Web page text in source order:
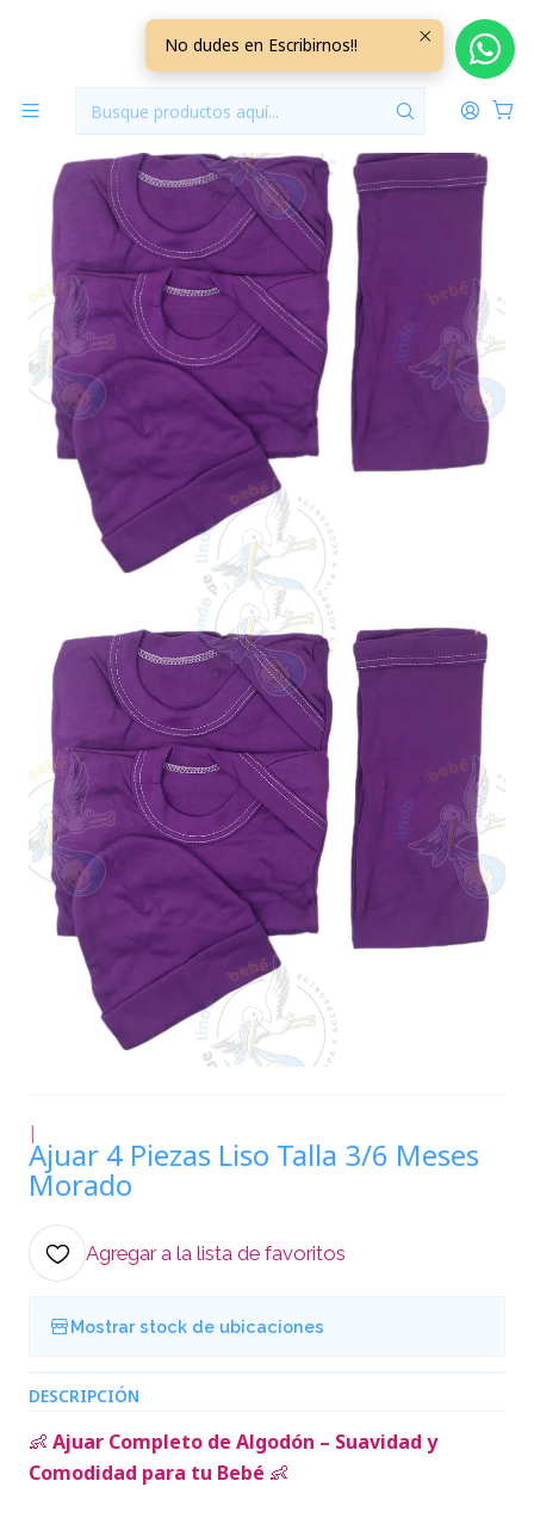
Ajuares 3/6 Meses Lisos/Rayados
Ajuar 4 Piezas Liso Talla 3/6 Meses Morado
|
Ajuar 4 Piezas Liso Talla 3/6 Meses
Morado
Agregar a la lista de favoritos
Mostrar stock de ubicaciones
DESCRIPCIÓN
👶 Ajuar Completo de Algodón – Suavidad y
Comodidad para tu Bebé 👶
No dudes en Escribirnos!!